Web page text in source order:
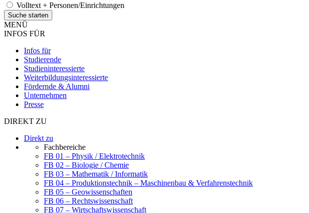
Volltext + Personen/Einrichtungen
MENÜ
INFOS FÜR
Infos für
Studierende
Studieninteressierte
Weiterbildungsinteressierte
Fördernde & Alumni
Unternehmen
Presse
DIREKT ZU
Direkt zu
Fachbereiche
FB 01 – Physik / Elektrotechnik
FB 02 – Biologie / Chemie
FB 03 – Mathematik / Informatik
FB 04 – Produktionstechnik – Maschinenbau & Verfahrenstechnik
FB 05 – Geowissenschaften
FB 06 – Rechtswissenschaft
FB 07 – Wirtschaftswissenschaft